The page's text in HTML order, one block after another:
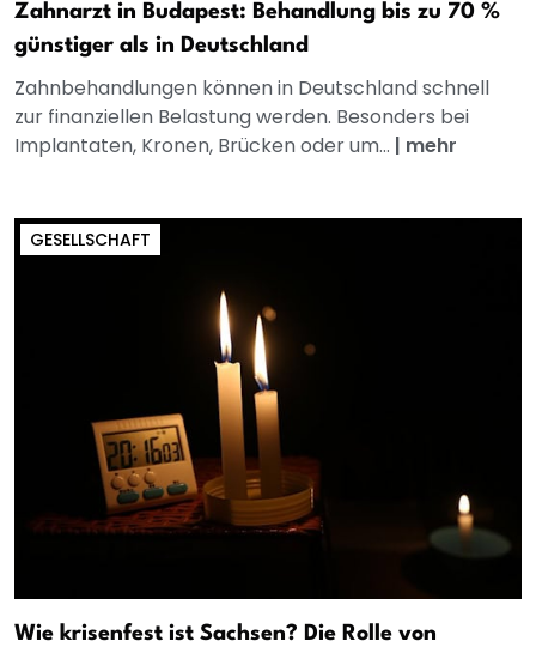
Zahnarzt in Budapest: Behandlung bis zu 70 %
günstiger als in Deutschland
Zahnbehandlungen können in Deutschland schnell
zur finanziellen Belastung werden. Besonders bei
Implantaten, Kronen, Brücken oder um... | mehr
GESELLSCHAFT
Wie krisenfest ist Sachsen? Die Rolle von